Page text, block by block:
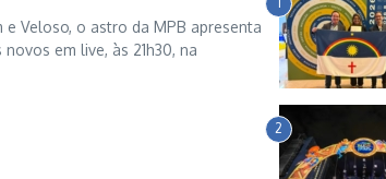
Veloso, o astro da MPB apresenta
em live, às 21h30, na
2